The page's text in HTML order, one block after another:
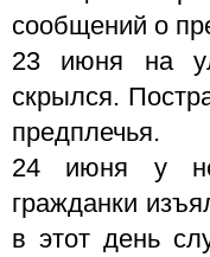
сообщений о
23 июня на
скрылся.
предплечья.
24 июня у не
гражданки
в этот день